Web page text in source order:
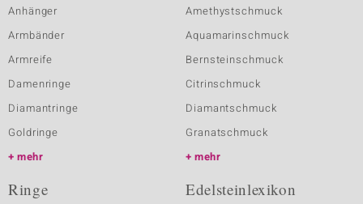
Anhänger
Armbänder
Armreife
Damenringe
Diamantringe
Goldringe
mehr
Amethystschmuck
Aquamarinschmuck
Bernsteinschmuck
Citrinschmuck
Diamantschmuck
Granatschmuck
mehr
Ringe Edelsteinlexikon